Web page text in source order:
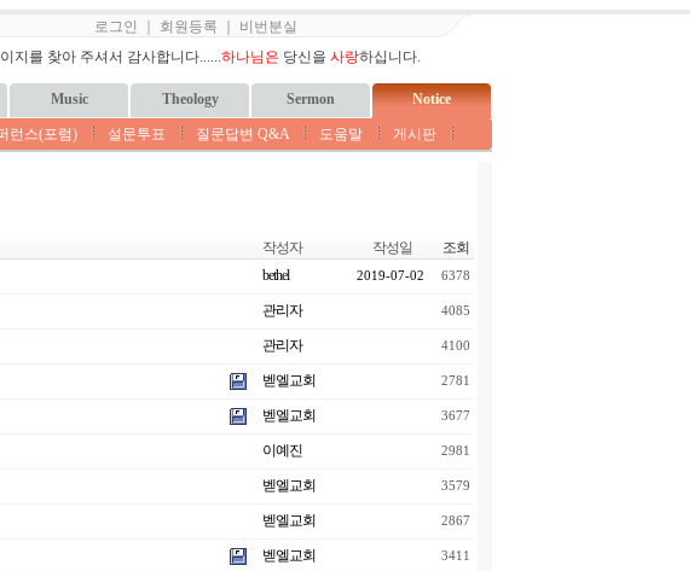
로그인 회원등록
비번분실
지를 찾아 주셔서 감사합니다......하나님은 당신을 사랑하십니다.
Music Theology Sermon Notice
런스(포럼) 설문투표 질문답변 Q&A 도움말 게시판
작성자 작성일 조회
bethel 2019-07-02 6378
관리자 4085
관리자 4100
벧엘교회 2781
벧엘교회 3677
이예진 2981
벧엘교회 3579
벧엘교회 2867
벧엘교회 3411